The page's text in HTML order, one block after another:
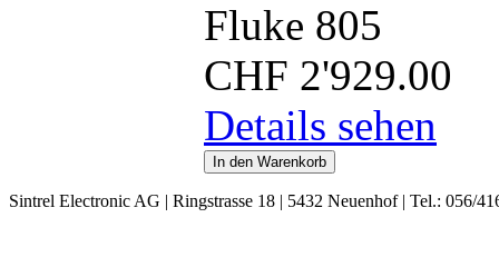
Fluke 805
CHF 2'929.00
Details sehen
Sintrel Electronic AG | Ringstrasse 18 | 5432 Neuenhof | Tel.: 056/